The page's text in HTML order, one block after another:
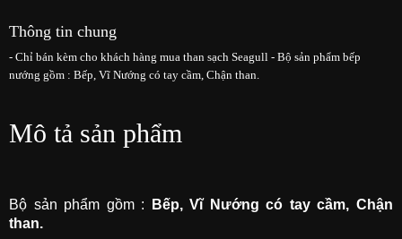
Thông tin chung
- Chỉ bán kèm cho khách hàng mua than sạch Seagull - Bộ sản phẩm bếp
nướng gồm : Bếp, Vĩ Nướng có tay cầm, Chận than.
Mô tả sản phẩm
Bộ sản phẩm gồm :
Bếp, Vĩ Nướng có tay cầm, Chận
than.